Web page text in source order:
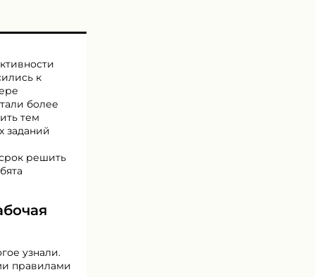
к
более
тем
заданий
решить
узнали.
правилами